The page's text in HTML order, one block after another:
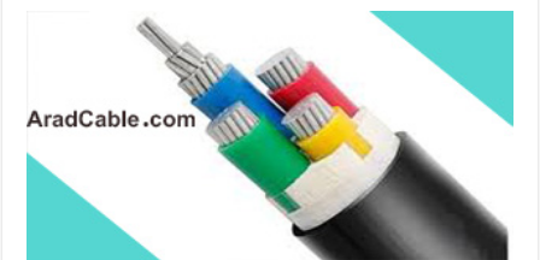
آلومینیومی
16*4
اختر
قیمت
کارخانه